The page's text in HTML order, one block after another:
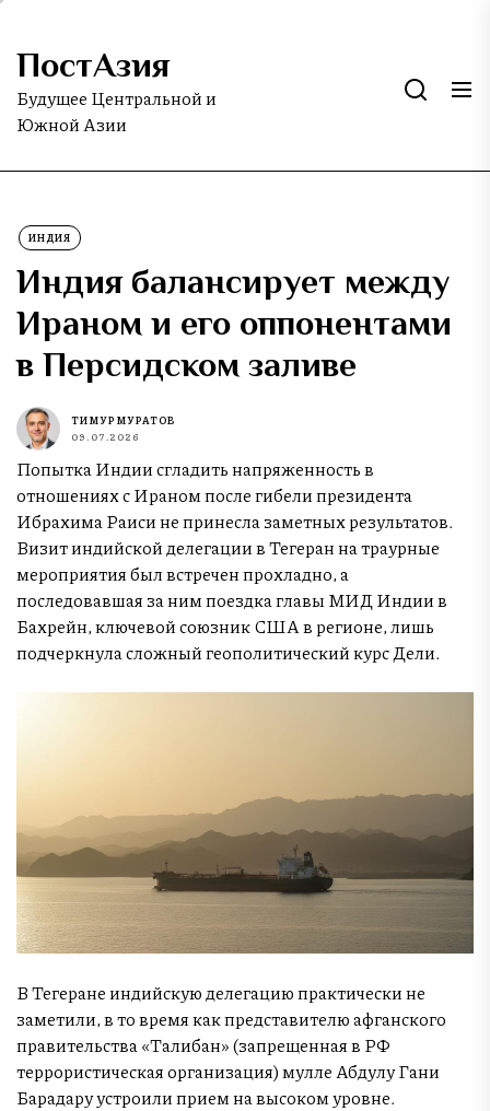
Skip
the
content
ПостАзия
Будущее Центральной и
Южной Азии
ИНДИЯ
Индия балансирует между
Ираном и его оппонентами
в Персидском заливе
ТИМУР МУРАТОВ
09.07.2026
Попытка Индии сгладить напряженность в
отношениях с Ираном после гибели президента
Ибрахима Раиси не принесла заметных результатов.
Визит индийской делегации в Тегеран на траурные
мероприятия был встречен прохладно, а
последовавшая за ним поездка главы МИД Индии в
Бахрейн, ключевой союзник США в регионе, лишь
подчеркнула сложный геополитический курс Дели.
В Тегеране индийскую делегацию практически не
заметили, в то время как представителю афганского
правительства «Талибан» (запрещенная в РФ
террористическая организация) мулле Абдулу Гани
Барадару устроили прием на высоком уровне.